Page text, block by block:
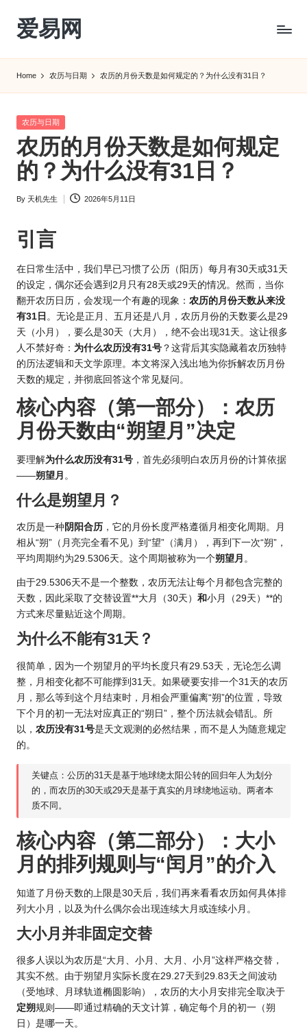
Skip
content
爱易网
转
农
历
阴
历
Home 农历与日期 农历的月份天数是如何规定的？为什么没有31日？
Posted
农历与日期
农历的月份天数是如何规定
的？为什么没有31日？
Posted
By 天机先生 2026年5月11日
引言
在日常生活中，我们早已习惯了公历（阳历）每月有30天或31天
的设定，偶尔还会遇到2月只有28天或29天的情况。然而，当你
翻开农 历日历 ，会发现一个有趣的现象： 农历的月份天数从来没
有31日 。无论是正月、五月还是八月，农历月份的天数要么是29
天（小月），要么是30天（大月），绝不会出现31天。这让很多
人不禁好奇： 为什么农历没有31号 ？这背后其实隐藏着农历独特
的历法逻辑和天文学原理。本文将深入浅出地为你拆解农历月份
天数的规定，并彻底回答这个常见疑问。
核心内容（第一部分）：农历
月份天数由“朔望月”决定
要理解为什么农历没有31号 ，首先必须明白农历月份的计算依据
——朔望月 。
什么是朔望月？
农历是一种 阴阳合历 ，它的月份长度严格遵循月相变化周期。月
相从“朔”（月亮完全看不见）到“望”（满月），再到下一次“朔”，
平均周期约为29.5306天。这个周期被称为一个朔望月 。
由于29.5306天不是一个整数，农历无法让每个月都包含完整的
天数，因此采取了交替设置**大月（30天） 和小月（29天）**的
方式来尽量贴近这个周期。
为什么不能有31天？
很简单，因为一个朔望月的平均长度只有29.53天，无论怎么调
整，月相变化都不可能撑到31天。如果硬要安排一个31天的农历
月，那么等到这个月结束时，月相会严重偏离“朔”的位置，导致
下个月的初一无法对应真正的“朔日”，整个历法就会错乱。所
以， 农历没有31号是天文观测的必然结果，而不是人为随意规定
的。
关键点：公历的31天是基于地球绕太阳公转的回归年人为划分
的，而农历的30天或29天是基于真实的月球绕地运动。两者本
质不同。
核心内容（第二部分）：大小
月的排列规则与“闰月”的介入
知道了月份天数的上限是30天后，我们再来看看农历如何具体排
列大小月，以及为什么偶尔会出现连续大月或连续小月。
大小月并非固定交替
很多人误以为农历是“大月、小月、大月、小月”这样严格交替，
其实不然。由于朔望月实际长度在29.27天到29.83天之间波动
（受地球、月球轨道椭圆影响），农历的大小月安排完全取决于
定朔规则——即通过精确的天文计算，确定每个月的初一（朔
日）是哪一天。